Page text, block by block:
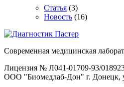
Статья (3)
Новость (16)
Современная медицинская
Лицензия № Л041-01709-93/
ООО "Биомедлаб-Дон" г. Донецк,